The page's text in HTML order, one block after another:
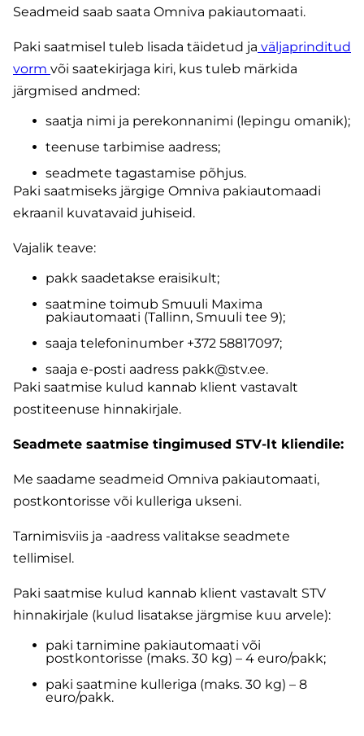
Seadmeid saab saata Omniva pakiautomaati.
Paki saatmisel tuleb lisada täidetud ja väljaprinditud
vorm või saatekirjaga kiri, kus tuleb märkida
järgmised andmed:
saatja nimi ja perekonnanimi (lepingu omanik);
teenuse tarbimise aadress;
seadmete tagastamise põhjus.
Paki saatmiseks järgige Omniva pakiautomaadi
ekraanil kuvatavaid juhiseid.
Vajalik teave:
pakk saadetakse eraisikult;
saatmine toimub Smuuli Maxima
pakiautomaati (Tallinn, Smuuli tee 9);
saaja telefoninumber +372 58817097;
saaja e-posti aadress pakk@stv.ee.
Paki saatmise kulud kannab klient vastavalt
postiteenuse hinnakirjale.
Seadmete saatmise tingimused STV-lt kliendile:
Me saadame seadmeid Omniva pakiautomaati,
postkontorisse või kulleriga ukseni.
Tarnimisviis ja -aadress valitakse seadmete
tellimisel.
Paki saatmise kulud kannab klient vastavalt STV
hinnakirjale (kulud lisatakse järgmise kuu arvele):
paki tarnimine pakiautomaati või
postkontorisse (maks. 30 kg) – 4 euro/pakk;
paki saatmine kulleriga (maks. 30 kg) – 8
euro/pakk.